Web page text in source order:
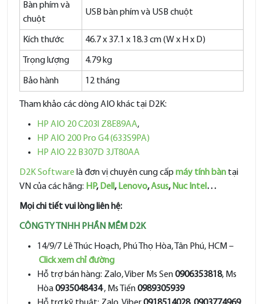
Bàn phím và
chuột
USB bàn phím và USB chuột
Kích thước 46.7 x 37.1 x 18.3 cm (W x H x D)
Trọng lượng 4.79 kg
Bảo hành 12 tháng
Tham khảo các dòng AIO khác tại D2K:
HP AIO 20 C203l Z8E89AA,
HP AIO 200 Pro G4 (633S9PA)
HP AIO 22 B307D 3JT80AA
D2K Software là đơn vị chuyên cung cấp máy tính bàn tại
VN của các hãng: HP, Dell , Lenovo,Asus, Nuc Intel …
Mọi chi tiết vui lòng liên hệ:
CÔNG TY TNHH PHẦN MỀM D2K
14/9/7 Lê Thúc Hoạch, Phú Thọ Hòa, Tân Phú, HCM –
Click xem chỉ đường
Hỗ trợ bán hàng: Zalo, Viber Ms Sen0906353818, Ms
Hòa0935048434, Ms Tiến0989305939